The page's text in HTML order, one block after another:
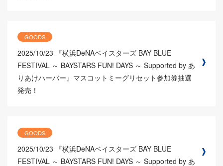
GOODS
2025/10/23
『横浜DeNAベイスターズ BAY BLUE
FESTIVAL ～ BAYSTARS FUN! DAYS ～ Supported by あ
りあけハーバー』マスコットミーグリセット参加券抽選
発売！
GOODS
2025/10/23
『横浜DeNAベイスターズ BAY BLUE
FESTIVAL ～ BAYSTARS FUN! DAYS ～ Supported by あ